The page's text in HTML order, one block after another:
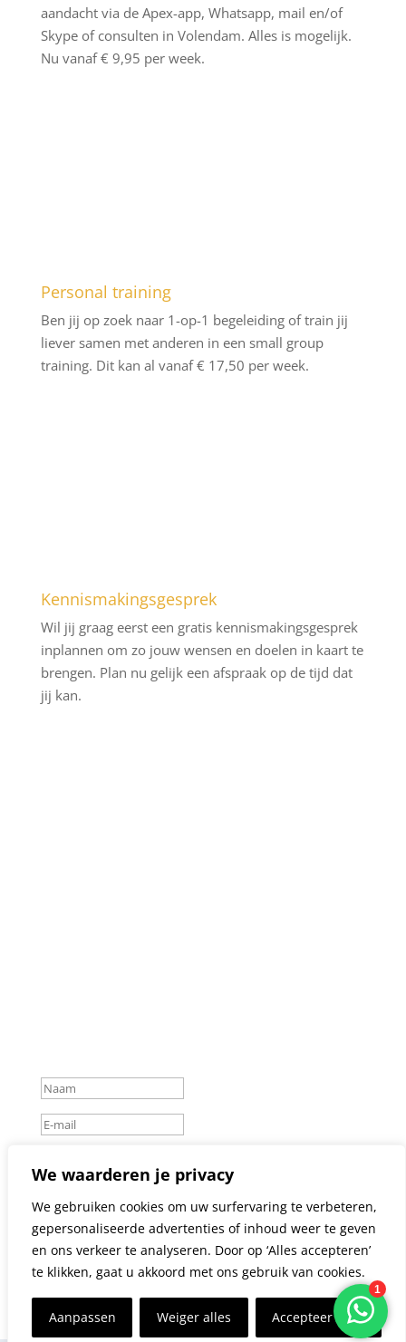
We waarderen je privacy
We gebruiken cookies om uw surfervaring te verbeteren,
gepersonaliseerde advertenties of inhoud weer te geven
en ons verkeer te analyseren. Door op ‘Alles accepteren’
te klikken, gaat u akkoord met ons gebruik van cookies.
Aanpassen Weiger alles Accepteer alles
aandacht via de Apex-app, Whatsapp, mail en/of
Skype of consulten in Volendam. Alles is mogelijk.
Nu vanaf € 9,95 per week.
Personal training
Ben jij op zoek naar 1-op-1 begeleiding of train jij
liever samen met anderen in een small group
training. Dit kan al vanaf € 17,50 per week.
Kennismakingsgesprek
Wil jij graag eerst een gratis kennismakingsgesprek
inplannen om zo jouw wensen en doelen in kaart te
brengen. Plan nu gelijk een afspraak op de tijd dat
jij kan.
aanmelden